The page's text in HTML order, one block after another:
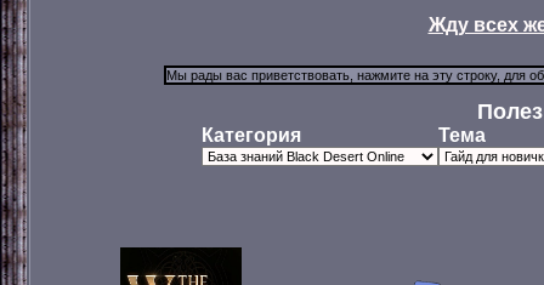
Жду всех
Категория Тема